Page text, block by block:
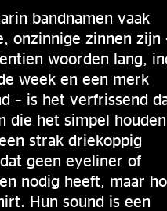
bandnamen vaak
onzinnige zinnen zijn
woorden lang,
week en een merk
– is het verfrissend
die het simpel
strak driekoppig
geen eyeliner of
nodig heeft, maar
Hun sound is een